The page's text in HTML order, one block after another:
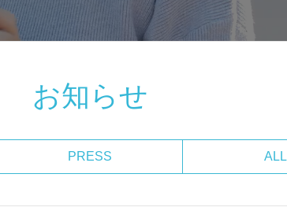
お知らせ
PRESS ALL